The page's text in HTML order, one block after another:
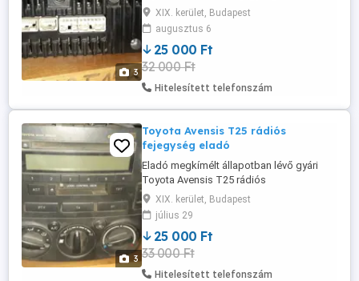
3
megvenné ellenőrizze a cikkszámot.
Bármilyen kérdésre szívesen válaszolok.
Csere nem érdekel.
XIX. kerület, Budapest
augusztus 6
25 000 Ft
32 000 Ft
Hitelesített telefonszám
3
Toyota Avensis T25 rádiós
fejegység eladó
Eladó megkímélt állapotban lévő gyári
Toyota Avensis T25 rádiós
fejegység.klíma vezérlővel együtt.
Vásárlás előtt cikkszámot ellenőrizze.
Csere nem érdekel. Bármilyen kérdésre
szivessen válaszolok.
XIX. kerület, Budapest
július 29
25 000 Ft
33 000 Ft
Hitelesített telefonszám